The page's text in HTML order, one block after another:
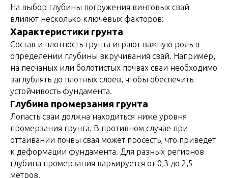
На выбор глубины погружения винтовых свай
влияют несколько ключевых факторов:
Характеристики грунта
Состав и плотность грунта играют важную роль в
определении глубины вкручивания свай. Например,
на песчаных или болотистых почвах сваи необходимо
заглублять до плотных слоев, чтобы обеспечить
устойчивость фундамента.
Глубина промерзания грунта
Лопасть сваи должна находиться ниже уровня
промерзания грунта. В противном случае при
оттаивании почвы свая может просесть, что приведет
к деформации фундамента. Для разных регионов
глубина промерзания варьируется от 0,3 до 2,5
метров.